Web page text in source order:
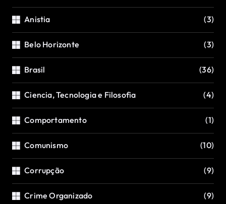
Anistia (3)
Belo Horizonte (3)
Brasil (36)
Ciencia, Tecnologia e Filosofia (4)
Comportamento (1)
Comunismo (10)
Corrupção (9)
Crime Organizado (9)